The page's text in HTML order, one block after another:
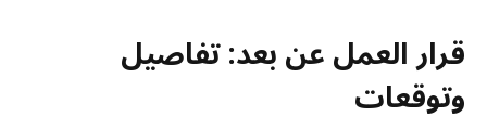
قرار العمل عن بعد: تفاصيل
وتوقعات